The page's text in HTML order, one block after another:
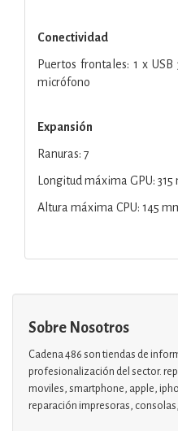
Conectividad
Puertos frontales: 1 x
micrófono
Expansión
Ranuras: 7
Longitud máxima GPU: 315
Altura máxima CPU: 145
Sobre Nosotros
Cadena 486 son tiendas de
profesionalización del sector.
moviles, smartphone, apple,
reparación impresoras,